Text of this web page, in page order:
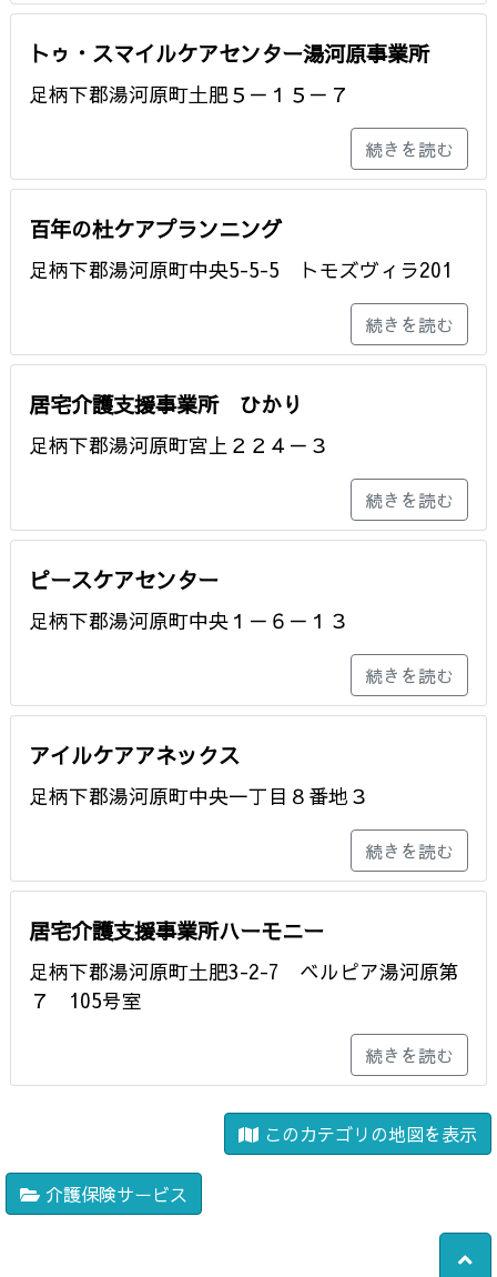
トゥ・スマイルケアセンター湯河原事業所
足柄下郡湯河原町土肥５－１５－７
続きを読む
百年の杜ケアプランニング
足柄下郡湯河原町中央5-5-5 トモズヴィラ201
続きを読む
居宅介護支援事業所 ひかり
足柄下郡湯河原町宮上２２４－３
続きを読む
ピースケアセンター
足柄下郡湯河原町中央１－６－１３
続きを読む
アイルケアアネックス
足柄下郡湯河原町中央一丁目８番地３
続きを読む
居宅介護支援事業所ハーモニー
足柄下郡湯河原町土肥3-2-7 ベルピア湯河原第
７ 105号室
続きを読む
このカテゴリの地図を表示
介護保険サービス